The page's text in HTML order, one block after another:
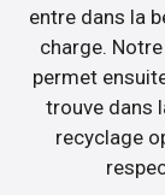
entre dans la
charge.
permet
trouve dans
recyclage